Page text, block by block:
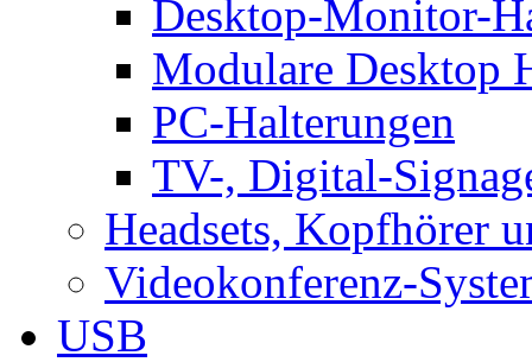
Desktop-Monitor-
Modulare Desktop
PC-Halterungen
TV-, Digital-
Headsets, Kopfhörer
Videokonferenz-
USB